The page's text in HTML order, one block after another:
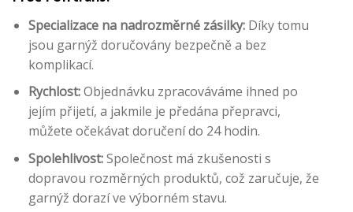
Specializace na nadrozměrné zásilky:Díky tomu
jsou garnýž doručovány bezpečně a bez
komplikací.
Rychlost:Objednávku zpracováváme ihned po
jejím přijetí, a jakmile je předána přepravci,
můžete očekávat doručení do 24 hodin.
Spolehlivost:Společnost má zkušenosti s
dopravou rozměrných produktů, což zaručuje, že
garnýž dorazí ve výborném stavu.